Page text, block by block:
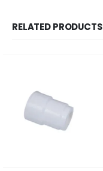
RELATED PRODUCTS